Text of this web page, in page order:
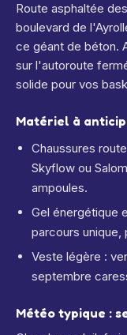
Route asphaltée
boulevard de
ce géant de béton.
sur l'autoroute
solide pour vos
Matériel à
Chaussures
Skyflow ou
ampoules.
Gel énergétique
parcours
Veste légère :
septembre
Météo typique :